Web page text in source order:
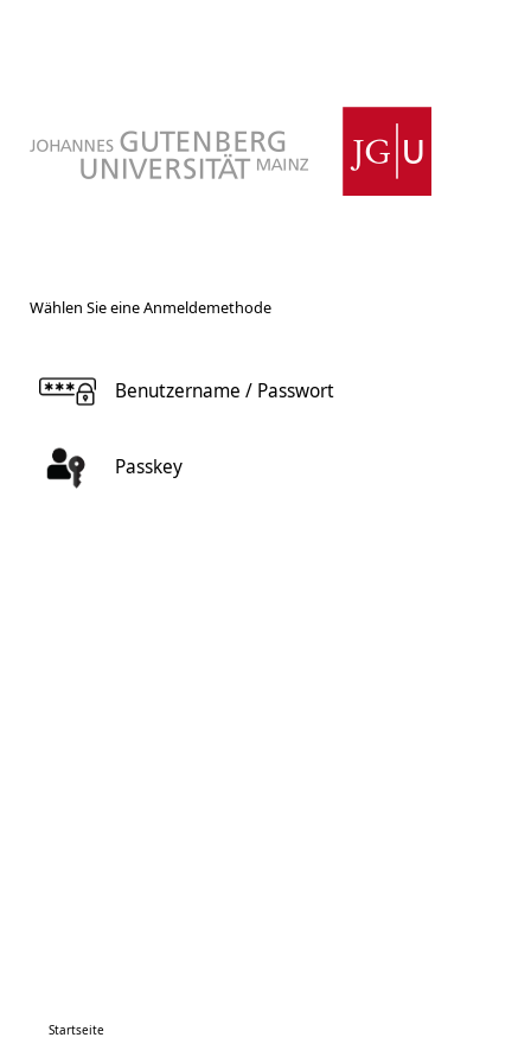
Wählen Sie eine Anmeldemethode
Benutzername / Passwort
Passkey
Startseite